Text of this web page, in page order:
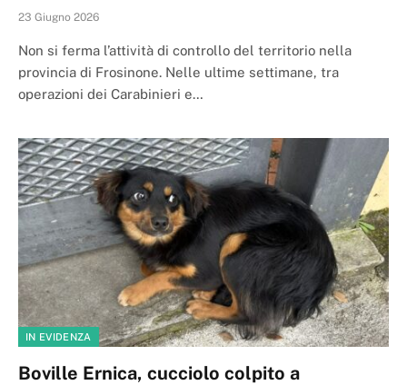
23 Giugno 2026
Non si ferma l’attività di controllo del territorio nella
provincia di Frosinone. Nelle ultime settimane, tra
operazioni dei Carabinieri e…
IN EVIDENZA
Boville Ernica, cucciolo colpito a